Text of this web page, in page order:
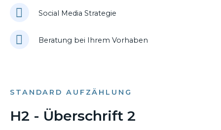
Social Media Strategie
Beratung bei Ihrem Vorhaben
STANDARD AUFZÄHLUNG
H2 - Überschrift 2